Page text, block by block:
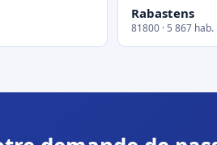
Rabastens
81800 · 5 867 hab.